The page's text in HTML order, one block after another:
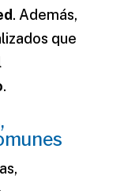
. Además,
que
.